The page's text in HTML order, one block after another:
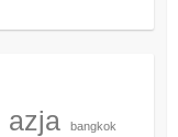
azja bangkok